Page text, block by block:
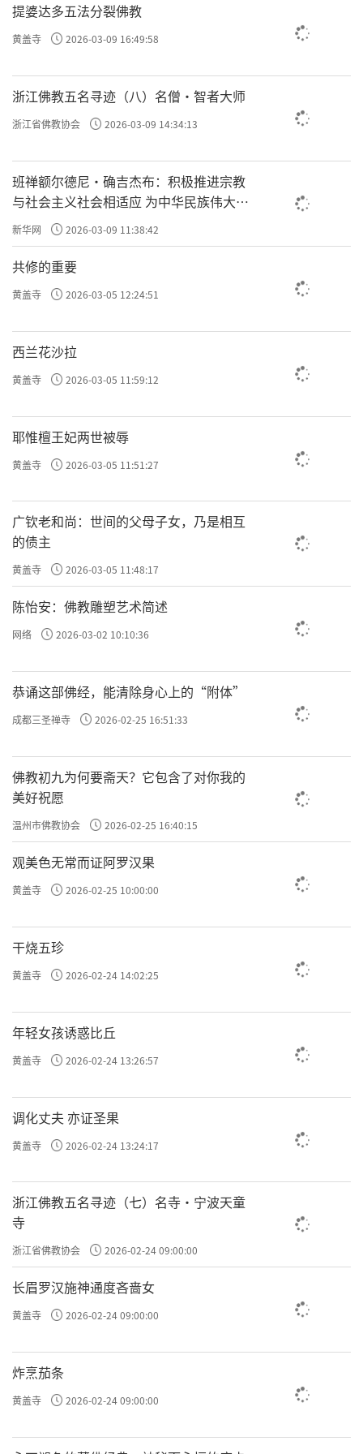
提婆达多五法分裂佛教
黄盖寺 2026-03-09 16:49:58
浙江佛教五名寻迹（八）名僧·智者大师
浙江省佛教协会 2026-03-09 14:34:13
班禅额尔德尼·确吉杰布：积极推进宗教
与社会主义社会相适应 为中华民族伟大复
兴贡献力量
新华网 2026-03-09 11:38:42
共修的重要
黄盖寺 2026-03-05 12:24:51
西兰花沙拉
黄盖寺 2026-03-05 11:59:12
耶惟檀王妃两世被辱
黄盖寺 2026-03-05 11:51:27
广钦老和尚：世间的父母子女，乃是相互
的债主
黄盖寺 2026-03-05 11:48:17
陈怡安：佛教雕塑艺术简述
网络 2026-03-02 10:10:36
恭诵这部佛经，能清除身心上的“附体”
成都三圣禅寺 2026-02-25 16:51:33
佛教初九为何要斋天？它包含了对你我的
美好祝愿
温州市佛教协会 2026-02-25 16:40:15
观美色无常而证阿罗汉果
黄盖寺 2026-02-25 10:00:00
干烧五珍
黄盖寺 2026-02-24 14:02:25
年轻女孩诱惑比丘
黄盖寺 2026-02-24 13:26:57
调化丈夫 亦证圣果
黄盖寺 2026-02-24 13:24:17
浙江佛教五名寻迹（七）名寺·宁波天童
寺
浙江省佛教协会 2026-02-24 09:00:00
长眉罗汉施神通度吝啬女
黄盖寺 2026-02-24 09:00:00
炸烹茄条
黄盖寺 2026-02-24 09:00:00